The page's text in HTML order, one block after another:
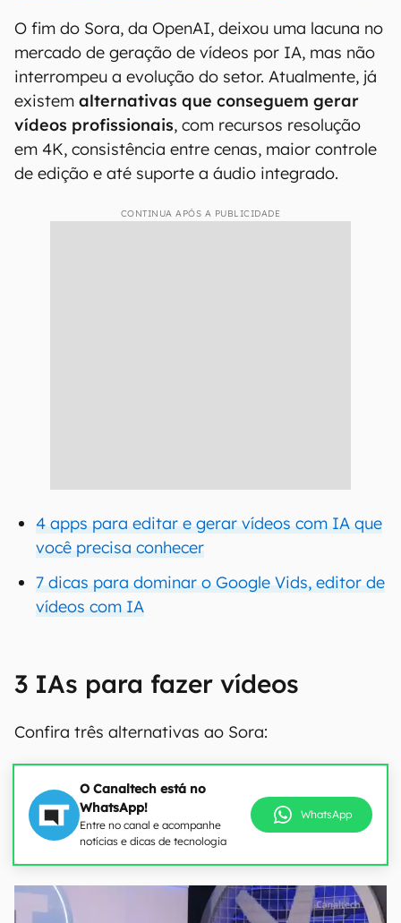
O fim do Sora, da OpenAI, deixou uma lacuna no
mercado de geração de vídeos por IA, mas não
interrompeu a evolução do setor. Atualmente, já
existem alternativas que conseguem gerar
vídeos profissionais, com recursos resolução
em 4K, consistência entre cenas, maior controle
de edição e até suporte a áudio integrado.
CONTINUA APÓS A PUBLICIDADE
4 apps para editar e gerar vídeos com IA que
você precisa conhecer
7 dicas para dominar o Google Vids, editor de
vídeos com IA
3 IAs para fazer vídeos
Confira três alternativas ao Sora:
O Canaltech está no
WhatsApp!
Entre no canal e acompanhe
notícias e dicas de tecnologia
WhatsApp